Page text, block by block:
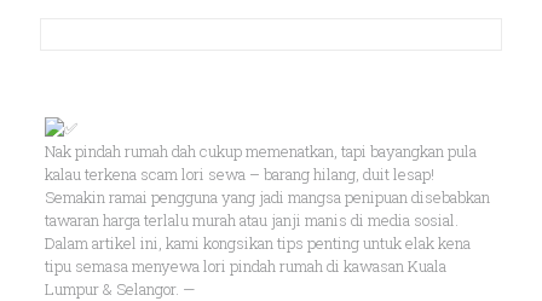
Nak pindah rumah dah cukup memenatkan, tapi bayangkan pula
kalau terkena scam lori sewa – barang hilang, duit lesap!
Semakin ramai pengguna yang jadi mangsa penipuan disebabkan
tawaran harga terlalu murah atau janji manis di media sosial.
Dalam artikel ini, kami kongsikan tips penting untuk elak kena
tipu semasa menyewa lori pindah rumah di kawasan Kuala
Lumpur & Selangor. —